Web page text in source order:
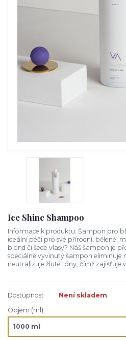
Ice Shine Shampoo
Informace k produktu: Šampon pro
ideální péči pro své přírodní, bělené,
blond či šedé vlasy? Náš šampon je
speciálně vyvinutý šampon eliminuje
neutralizuje žluté tóny, čímž zajišťuje
Dostupnost
Není skladem
Objem (ml)